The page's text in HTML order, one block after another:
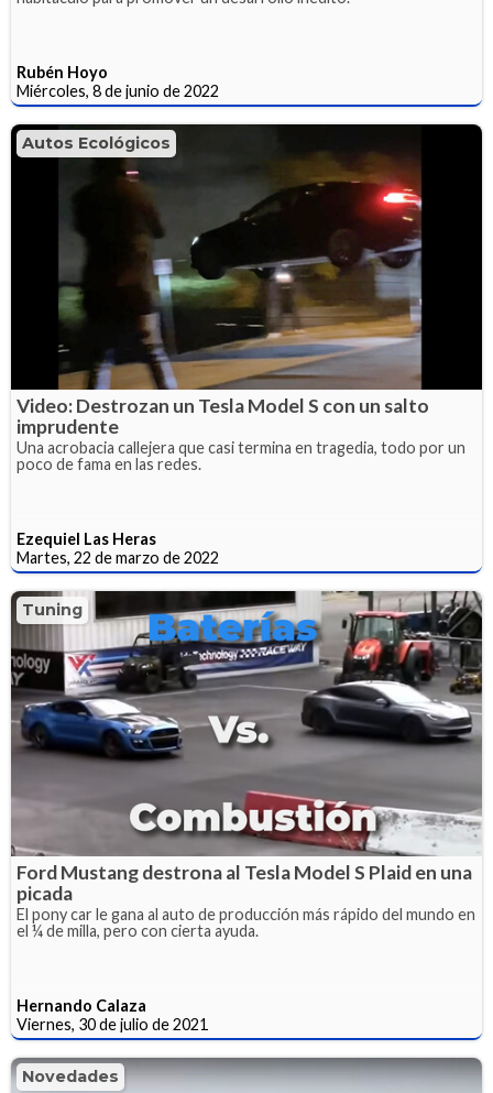
Rubén Hoyo
Miércoles, 8 de junio de 2022
Autos Ecológicos
Video: Destrozan un Tesla Model S con un salto
imprudente
Una acrobacia callejera que casi termina en tragedia, todo por un
poco de fama en las redes.
Ezequiel Las Heras
Martes, 22 de marzo de 2022
Tuning
Ford Mustang destrona al Tesla Model S Plaid en una
picada
El pony car le gana al auto de producción más rápido del mundo en
el ¼ de milla, pero con cierta ayuda.
Hernando Calaza
Viernes, 30 de julio de 2021
Novedades